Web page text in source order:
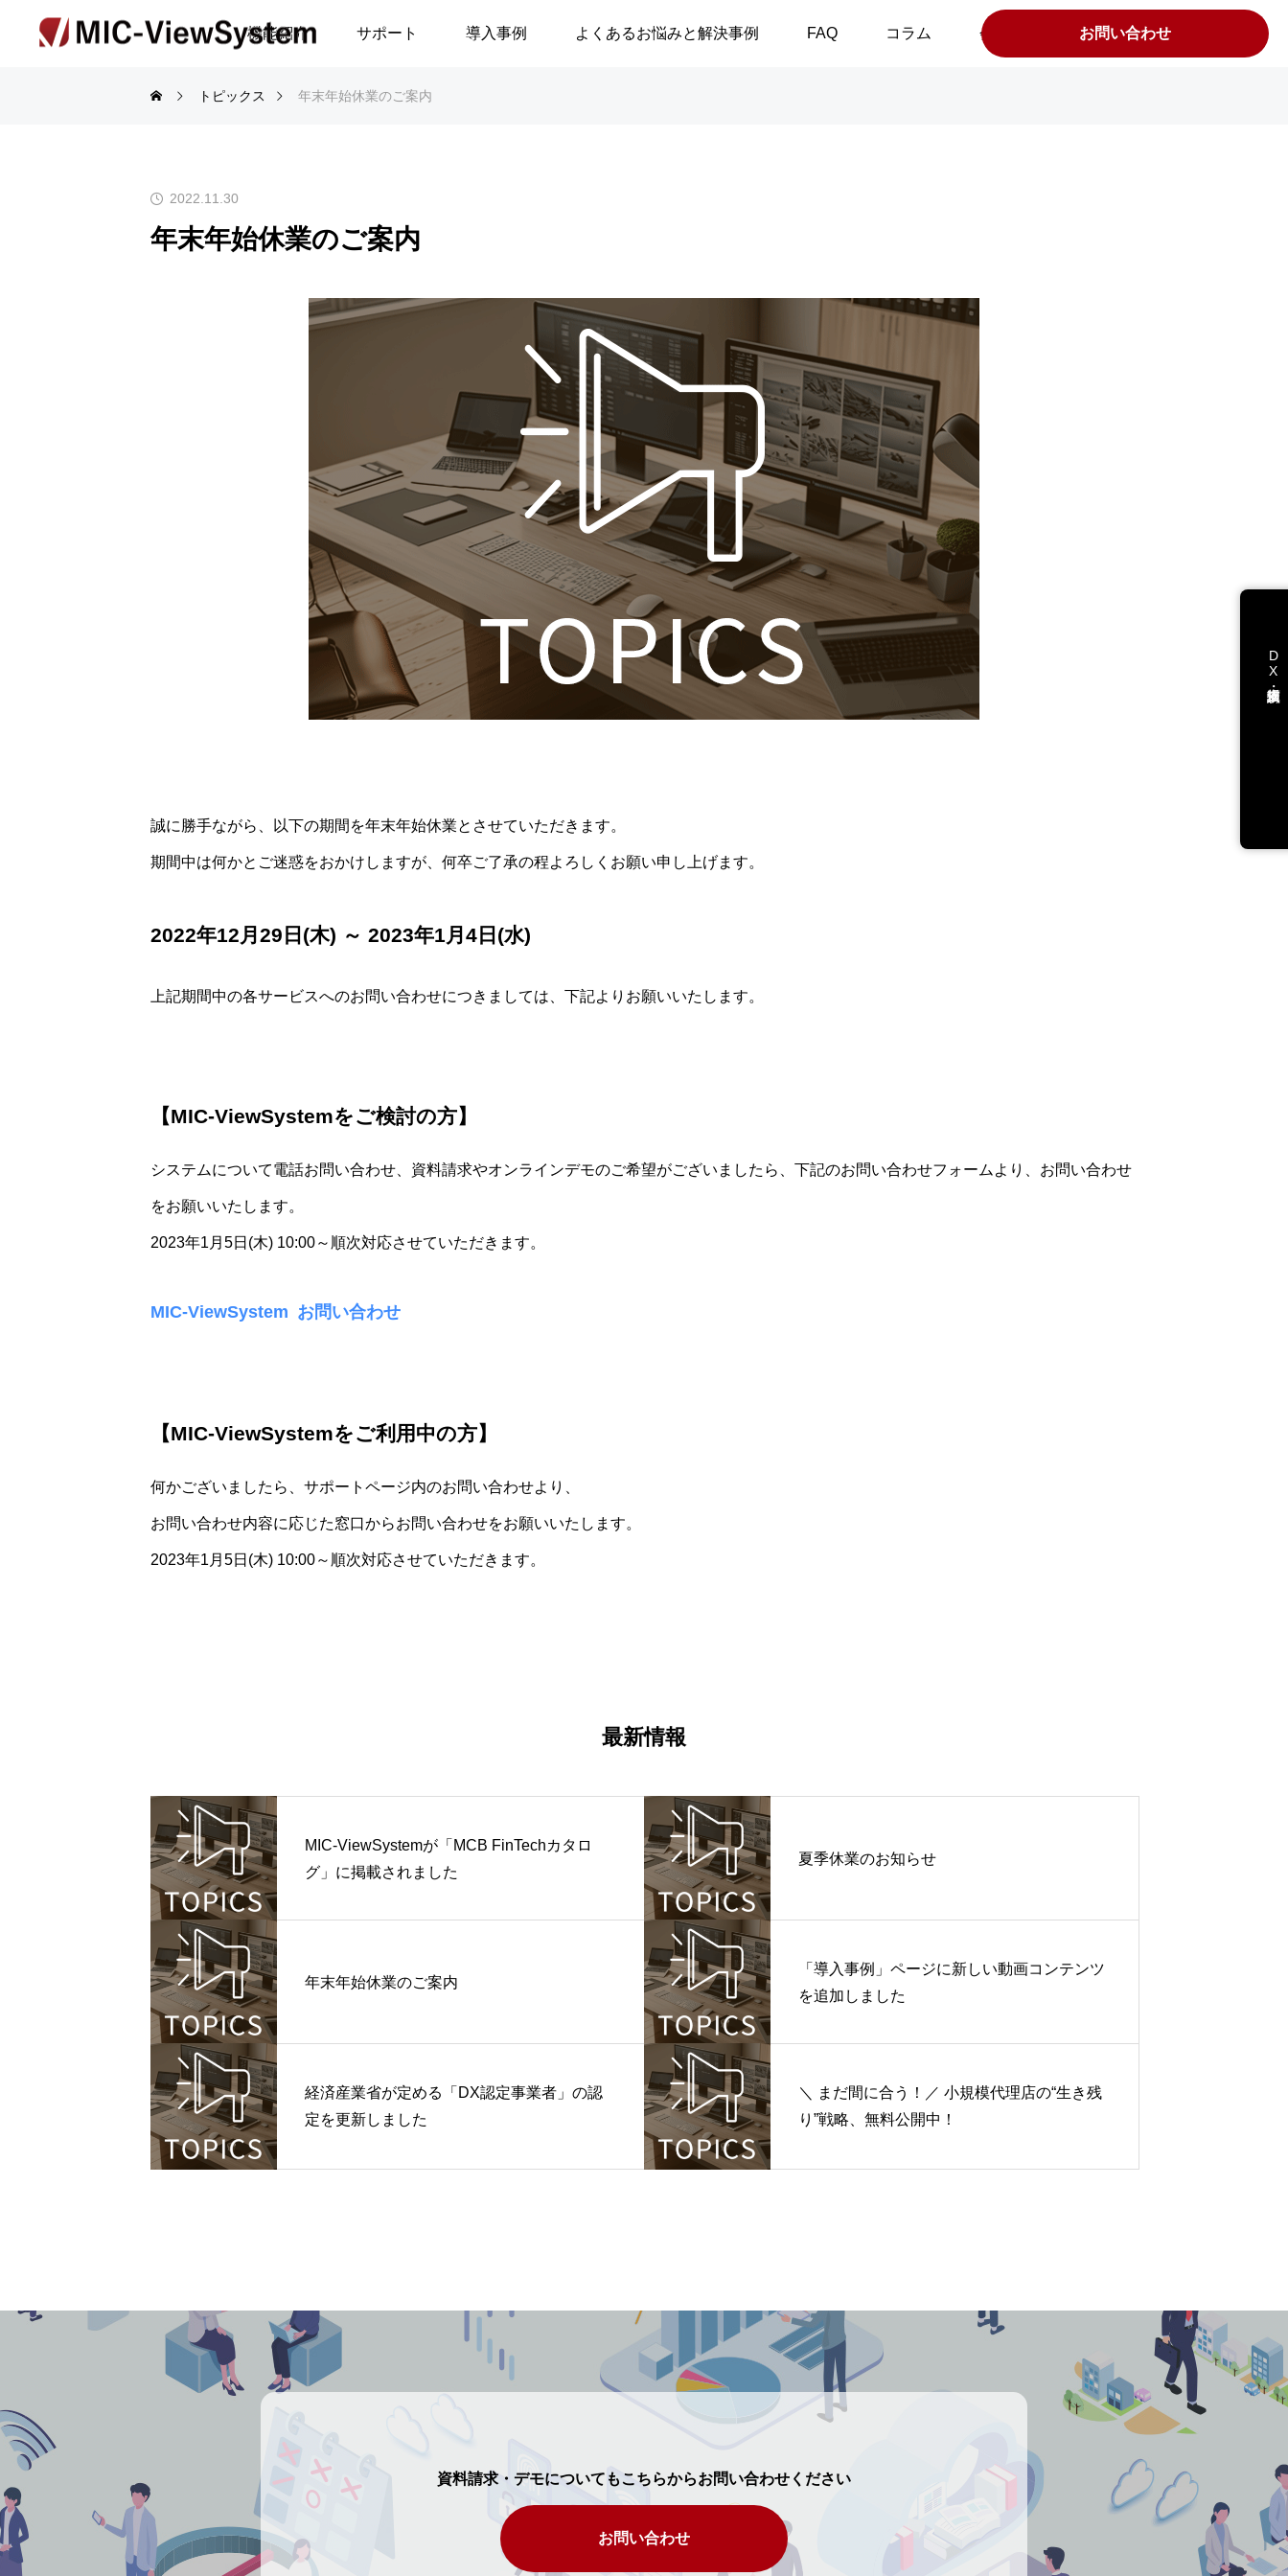
DX支援・講演依頼
機能紹介 サポート 導入事例 よくあるお悩みと解決事例 FAQ コラム 会社案内 お問い合わせ
トピックス 年末年始休業のご案内
2022.11.30
年末年始休業のご案内
誠に勝手ながら、以下の期間を年末年始休業とさせていただきます。
期間中は何かとご迷惑をおかけしますが、何卒ご了承の程よろしくお願い申し上げます。
2022年12月29日(木) ～ 2023年1月4日(水)
上記期間中の各サービスへのお問い合わせにつきましては、下記よりお願いいたします。
【MIC-ViewSystemをご検討の方】
システムについて電話お問い合わせ、資料請求やオンラインデモのご希望がございましたら、下記のお問い合わせフォームより、お問い合わせ
をお願いいたします。
2023年1月5日(木) 10:00～順次対応させていただきます。
MIC-ViewSystem お問い合わせ
【MIC-ViewSystemをご利用中の方】
何かございましたら、サポートページ内のお問い合わせより、
お問い合わせ内容に応じた窓口からお問い合わせをお願いいたします。
2023年1月5日(木) 10:00～順次対応させていただきます。
最新情報
MIC-ViewSystemが「MCB FinTechカタロ
グ」に掲載されました
夏季休業のお知らせ
年末年始休業のご案内
「導入事例」ページに新しい動画コンテンツ
を追加しました
経済産業省が定める「DX認定事業者」の認
定を更新しました
＼ まだ間に合う！／ 小規模代理店の“生き残
り”戦略、無料公開中！
資料請求・デモについてもこちらからお問い合わせください
お問い合わせ